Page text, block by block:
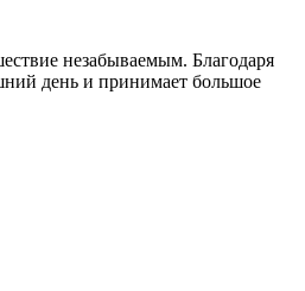
незабываемым. Благодаря
день и принимает большое